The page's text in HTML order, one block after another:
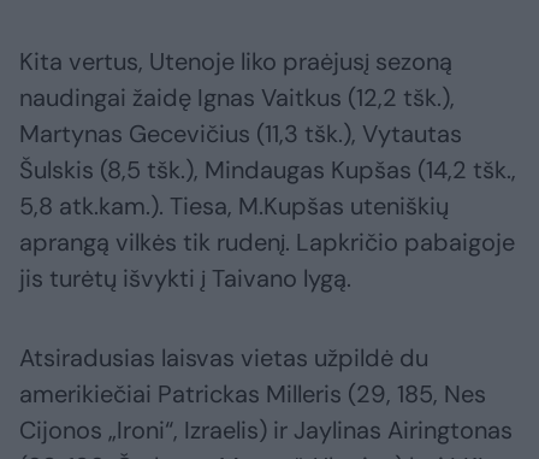
Kita vertus, Utenoje liko praėjusį sezoną
naudingai žaidę Ignas Vaitkus (12,2 tšk.),
Martynas Gecevičius (11,3 tšk.), Vytautas
Šulskis (8,5 tšk.), Mindaugas Kupšas (14,2 tšk.,
5,8 atk.kam.). Tiesa, M.Kupšas uteniškių
aprangą vilkės tik rudenį. Lapkričio pabaigoje
jis turėtų išvykti į Taivano lygą.
Atsiradusias laisvas vietas užpildė du
amerikiečiai Patrickas Milleris (29, 185, Nes
Cijonos „Ironi“, Izraelis) ir Jaylinas Airingtonas